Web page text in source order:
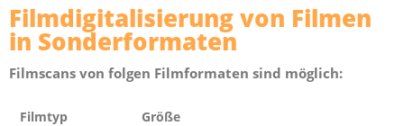
Filmdigitalisierung von Filmen
in Sonderformaten
Filmscans von folgen Filmformaten sind möglich:
Filmtyp
Größe